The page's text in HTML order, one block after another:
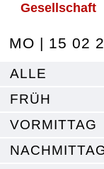
Gesellschaft
MO | 15 02
ALLE
FRÜH
VORMITTAG